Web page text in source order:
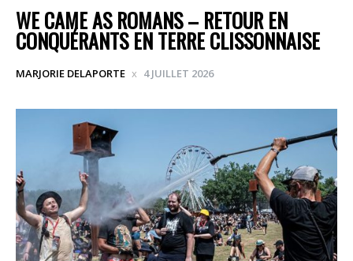
WE CAME AS ROMANS – RETOUR EN
CONQUÉRANTS EN TERRE CLISSONNAISE
MARJORIE DELAPORTE 4 JUILLET 2026